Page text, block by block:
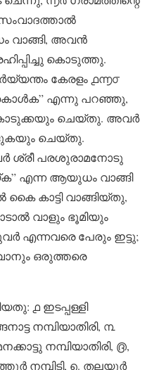
വാങ്ങി, അവൻ
കൊടുത്തു.
കേരളം ൧൬൦
കൊൾക” എന്നു പറഞ്ഞു,
കൊടുക്കയും ചെയ്തു. അവർ
ചെയ്തു.
ശ്രീ പരശുരാമനോടു
എന്ന ആയുധം വാങ്ങി
കാട്ടി വാങ്ങിയ്തു,
വാളും ഭൂമിയും
എന്നവരെ പേരും ഇട്ടു;
ഒരുത്തരെ
൧ ഇടപ്പള്ളി
നമ്പിയാതിരി, ൩
നമ്പിയാതിരി, ൫,
നമ്പിടി, ൭. തലയൂർ